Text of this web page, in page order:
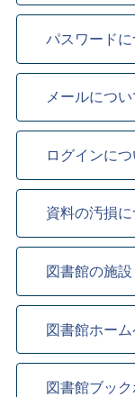
パスワードに
メールについ
ログインにつ
資料の汚損に
図書館の施設
図書館ホー
図書館ブッ